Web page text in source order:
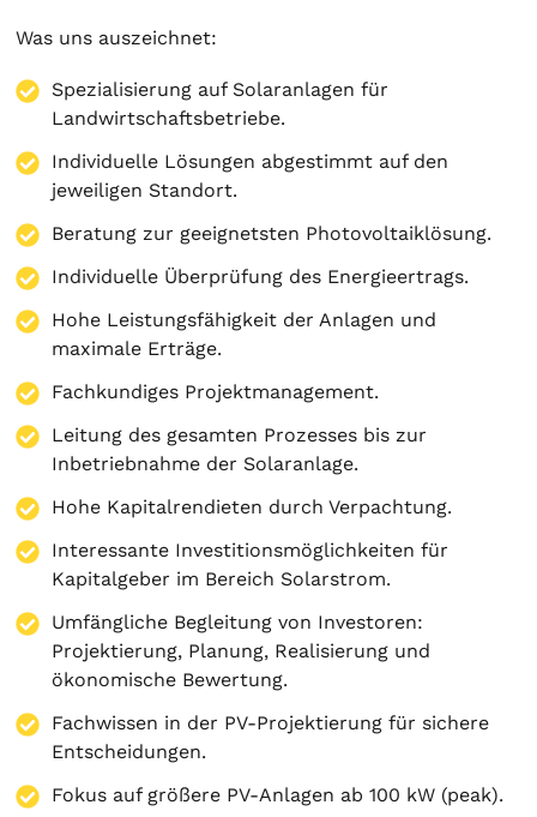
Was uns auszeichnet:
Spezialisierung auf Solaranlagen für
Landwirtschaftsbetriebe.
Individuelle Lösungen abgestimmt auf den
jeweiligen Standort.
Beratung zur geeignetsten Photovoltaiklösung.
Individuelle Überprüfung des Energieertrags.
Hohe Leistungsfähigkeit der Anlagen und
maximale Erträge.
Fachkundiges Projektmanagement.
Leitung des gesamten Prozesses bis zur
Inbetriebnahme der Solaranlage.
Hohe Kapitalrendieten durch Verpachtung.
Interessante Investitionsmöglichkeiten für
Kapitalgeber im Bereich Solarstrom.
Umfängliche Begleitung von Investoren:
Projektierung, Planung, Realisierung und
ökonomische Bewertung.
Fachwissen in der PV-Projektierung für sichere
Entscheidungen.
Fokus auf größere PV-Anlagen ab 100 kW (peak).